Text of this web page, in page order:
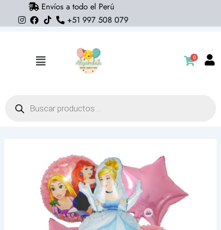
Envíos a todo el Perú
+51 997 508 079
Flyout
0
productos
Cenicienta
(princesas)